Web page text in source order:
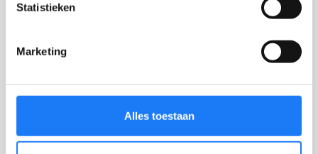
Statistieken
Marketing
Alles toestaan